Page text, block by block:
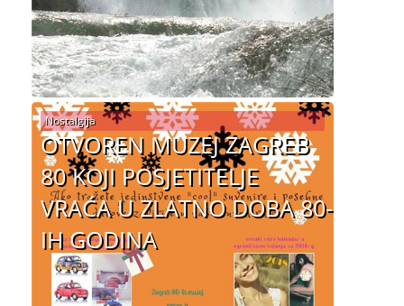
OTVOREN MUZEJ ZAGREB
80 KOJI POSJETITELJE
VRAĆA U ZLATNO DOBA 80-
IH GODINA
Nostalgija